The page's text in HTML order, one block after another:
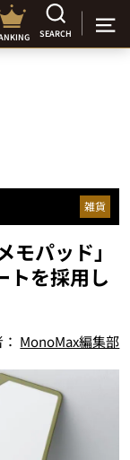
SEARCH
雑貨
モパッド」
トを採用し
MonoMax編集部